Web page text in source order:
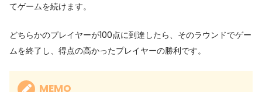
てゲームを続けます。
どちらかのプレイヤーが100点に到達したら、そのラウンドでゲー
ムを終了し、得点の高かったプレイヤーの勝利です。
MEMO